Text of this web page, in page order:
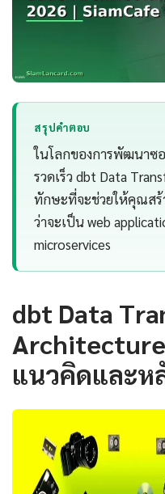
สรุปคำตอบ
ในโลกของการพัฒนาซ
รวดเร็ว dbt Data
ทักษะที่จะช่วยให้คุณส
ว่าจะเป็น web
microservices
dbt Data
แนวคิดและห